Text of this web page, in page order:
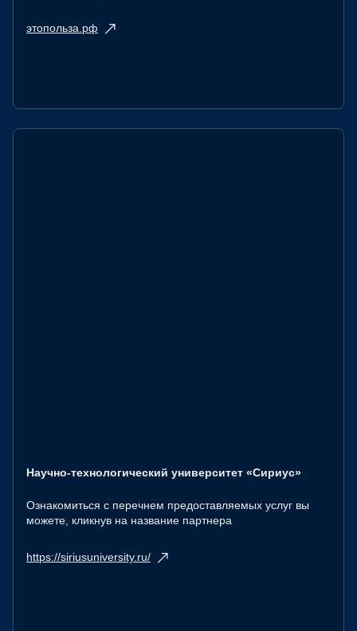
этопольза.рф
Научно-технологический университет «Сириус»
Ознакомиться с перечнем предоставляемых услуг вы
можете, кликнув на название партнера
https://siriusuniversity.ru/